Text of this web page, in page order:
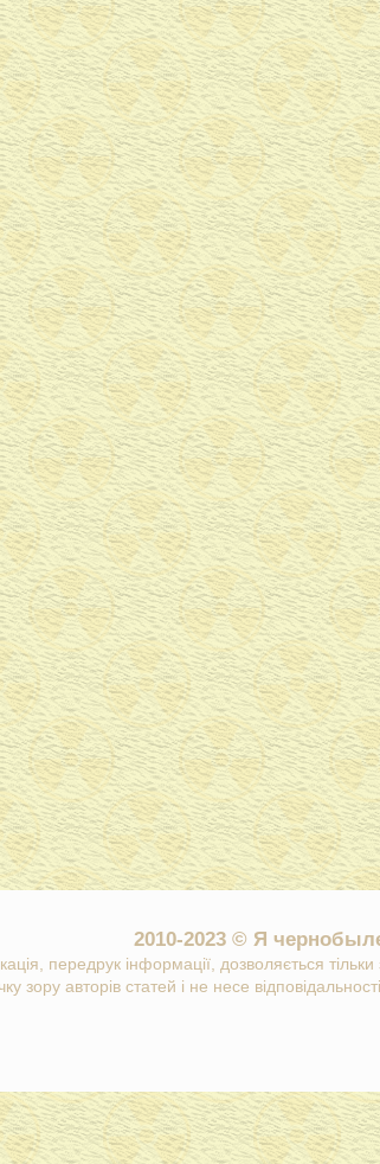
2010-2023 © Я
передрук інформації, дозволяється
зору авторів статей і не несе